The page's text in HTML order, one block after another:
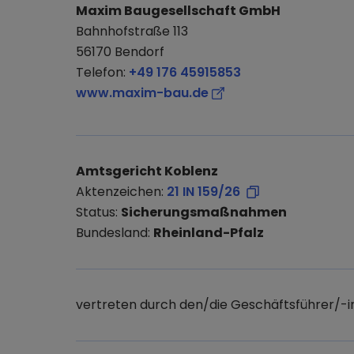
Maxim Baugesellschaft GmbH
Bahnhofstraße 113
56170 Bendorf
Telefon: +49 176 45915853
www.maxim-bau.de
Amtsgericht Koblenz
Aktenzeichen: 21 IN 159/26
Status: Sicherungsmaßnahmen
Bundesland: Rheinland-Pfalz
vertreten durch den/die Geschäftsführer/-